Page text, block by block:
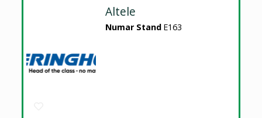
Altele
Numar Stand E163